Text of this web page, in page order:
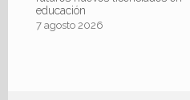
educación
7 agosto 2026